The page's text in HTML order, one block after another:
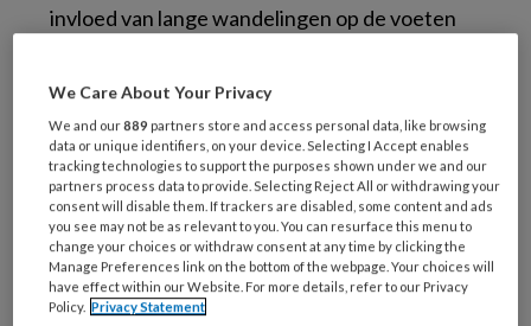
invloed van lange wandelingen op de voeten
verschillen in lengte en breedte van de voet
voor en na de wandeling en om gegevens over
de stand van de voet.
Om een goede vergelijking te maken zijn de 20
km-wandelaars uitgenodigd om deel te nemen
aan het onderzoek. Zowel voor als na de
wandeltocht worden 3D-scans van de voeten
We Care About Your Privacy
We and our889 partners store and access personal data, like browsing
data or unique identifiers, on your device. Selecting I Accept enables
tracking technologies to support the purposes shown under we and our
partners process data to provide. Selecting Reject All or withdrawing your
consent will disable them. If trackers are disabled, some content and ads
you see may not be as relevant to you. You can resurface this menu to
change your choices or withdraw consent at any time by clicking the
Manage Preferences link on the bottom of the webpage. Your choices will
have effect within our Website. For more details, refer to our Privacy
Policy. Privacy Statement